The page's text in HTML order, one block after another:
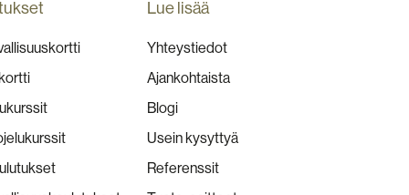
Lue lisää
Yhteystiedot
Ajankohtaista
Blogi
Usein kysyttyä
Referenssit